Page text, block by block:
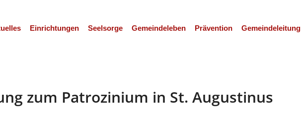
Einrichtungen Seelsorge Gemeindeleben Prävention Gemeindeleitung
zum Patrozinium in St. Augustinus